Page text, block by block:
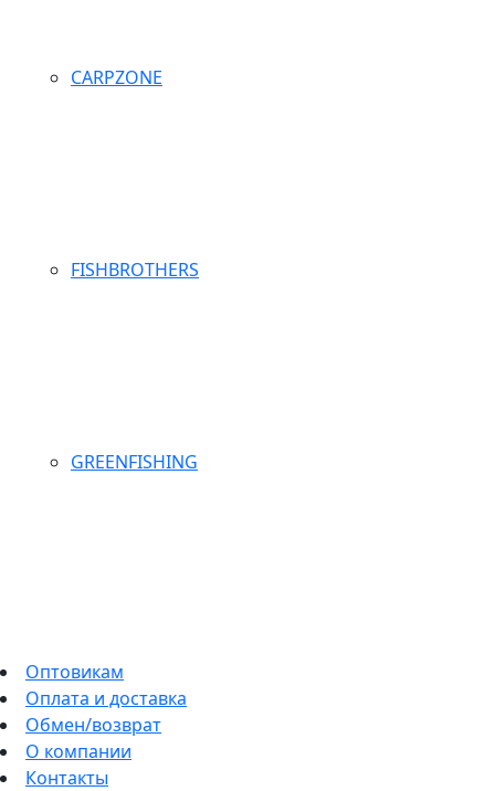
CARPZONE
FISHBROTHERS
GREENFISHING
Оптовикам
Оплата и доставка
Обмен/возврат
О компании
Контакты